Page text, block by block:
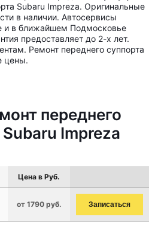
Subaru Impreza. Оригинальные
в наличии. Автосервисы
и в ближайшем Подмосковье
предоставляет до 2-х лет.
Ремонт переднего суппорта
цены.
переднего
Impreza
Цена в Руб.
от 1790 руб. Записаться